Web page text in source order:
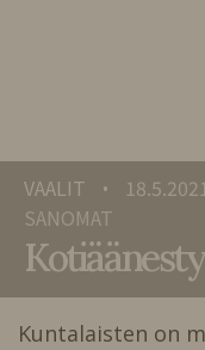
VAALIT • 18.5.2021
SANOMAT
Kuntalaisten on